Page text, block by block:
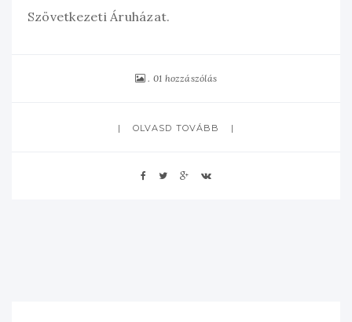
Szövetkezeti Áruházat.
01 hozzászólás
OLVASD TOVÁBB